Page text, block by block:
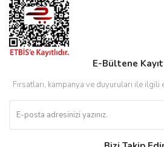
E-Bültene
Fırsatları, kampanya ve duyuruları ile